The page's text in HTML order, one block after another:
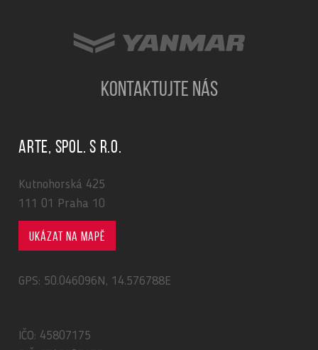
KONTAKTUJTE NÁS
ARTE, spol. s r.o.
Kutnohorská 425
111 01 Praha 10
Ukázat na mapě
GPS: 50.046096N, 14.576788E
IČO: 45807175